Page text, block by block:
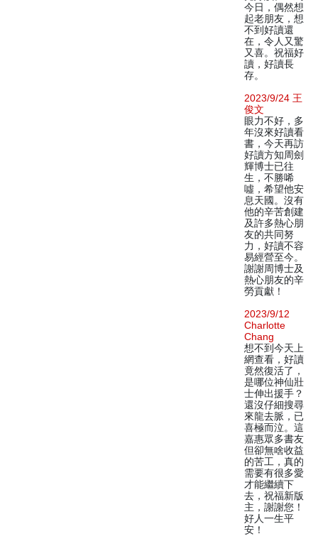
今日，偶然想
起老朋友，想
不到好讀還
在，令人又驚
又喜。祝福好
讀，好讀長
存。
2023/9/24 王
俊文
眼力不好，多
年沒來好讀看
書，今天再訪
好讀方知周劍
輝博士已往
生，不勝唏
噓，希望他安
息天國。沒有
他的辛苦創建
及許多熱心朋
友的共同努
力，好讀不容
易經營至今。
謝謝周博士及
熱心朋友的辛
勞貢獻！
2023/9/12
Charlotte
Chang
想不到今天上
網查看，好讀
竟然復活了，
是哪位神仙壯
士伸出援手？
還沒仔細搜尋
來龍去脈，已
喜極而泣。這
嘉惠眾多書友
但卻無啥收益
的苦工，真的
需要有很多愛
才能繼續下
去，祝福新版
主，謝謝您！
好人一生平
安！